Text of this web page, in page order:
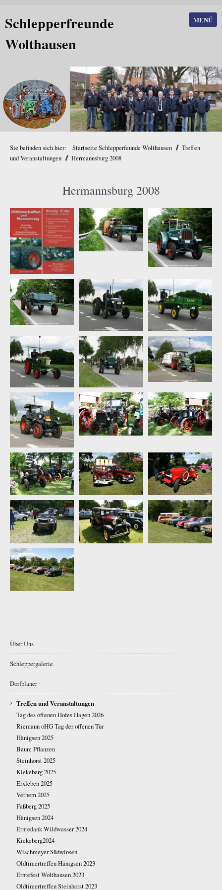
MENÜ
Schlepperfreunde
Wolthausen
Sie befinden sich hier: Startseite Schlepperfeunde Wolthausen / Treffen
und Veranstaltungen / Hermannsburg 2008
Hermannsburg 2008
Über Uns
Schleppergalerie
Dorfplaner
› Treffen und Veranstaltungen
Tag des offenen Hofes Hagen 2026
Riemann oHG Tag der offenen Tür
Hänigsen 2025
Baum Pflanzen
Steinhorst 2025
Kiekeberg 2025
Erxleben 2025
Vethem 2025
Faßberg 2025
Hänigsen 2024
Erntedank Wildwasser 2024
Kiekeberg2024
Wischmeyer Südwinsen
Oldtimertreffen Hänigsen 2023
Erntefest Wolthausen 2023
Oldtimertreffen Steinhorst 2023